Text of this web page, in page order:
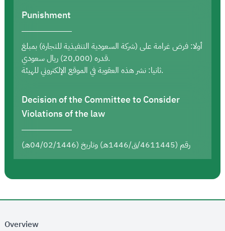
Punishment
أولا: فرض غرامة على (شركة السعودية التنفيذية للتجارة) بمبلغ
قدره (20,000) ريال سعودي.
ثانيا: نشر هذه العقوبة في الموقع الإلكتروني للهيئة.
Decision of the Committee to Consider
Violations of the law
رقم (4611445/ق/1446هـ) وتاريخ (04/02/1446هـ)
Overview